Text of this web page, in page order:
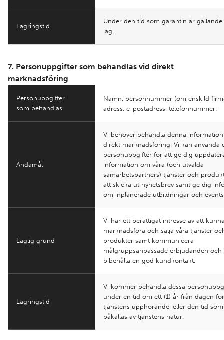
Lagringstid
Under den tid som garantin är
lag.
7. Personuppgifter som behandlas vid direkt
marknadsföring
Personuppgifter
som behandlas
Namn, personnummer (om enskild
adress, e-postadress, telefonnummer.
Ändamål
Vi behöver behandla denna
direkt marknadsföring. Vi kan använda
personuppgifter för att ge dig
information om våra (och utvalda
samarbetspartners) tjänster och
att skicka ut nyhetsbrev samt ge dig
om inplanerade utbildningar och
Laglig grund
Vi har ett berättigat intresse av att
marknadsföra och sälja våra tjänster
produkter samt kommunicera
målgruppsanpassade erbjudanden och
bibehålla en god kundkontakt.
Lagringstid
Vi kommer behandla dessa
under en tid om ett (1) år från dagen
tjänstens upphörande, eller den tid som
påkallas av tjänstens natur.